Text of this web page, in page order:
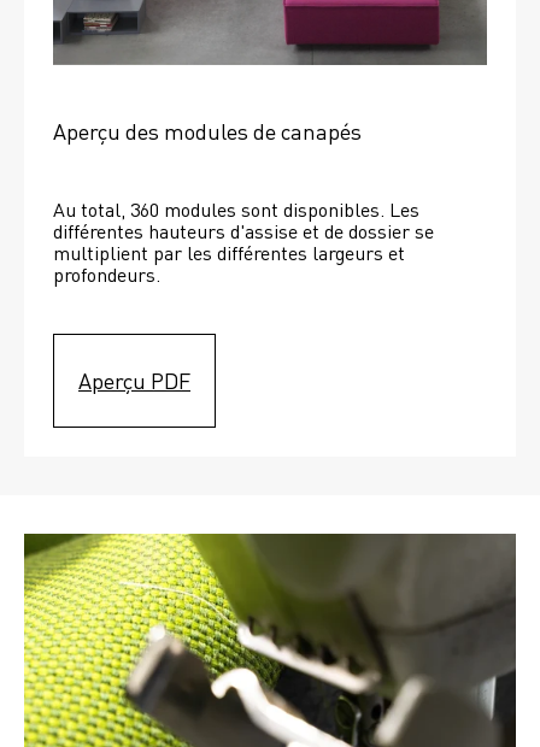
Aperçu des modules de canapés
Au total, 360 modules sont disponibles. Les
différentes hauteurs d'assise et de dossier se
multiplient par les différentes largeurs et
profondeurs.
Aperçu PDF